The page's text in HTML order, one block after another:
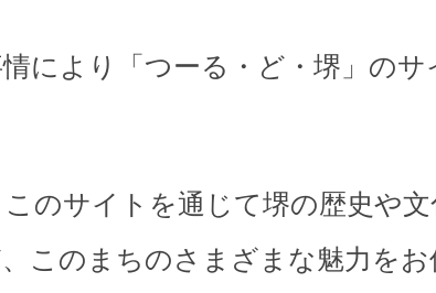
により「つーる・ど・堺」の
のサイトを通じて堺の歴史や
このまちのさまざまな魅力をお